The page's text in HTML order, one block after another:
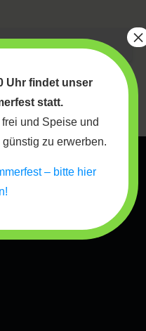
Uhr findet unser
statt.
und Speise und
zu erwerben.
– bitte hier
×